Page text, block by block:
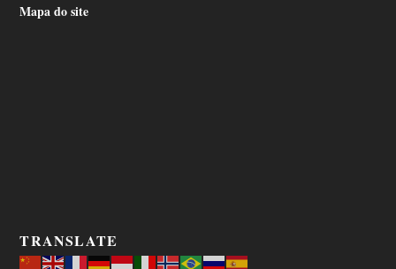
Mapa do site
TRANSLATE